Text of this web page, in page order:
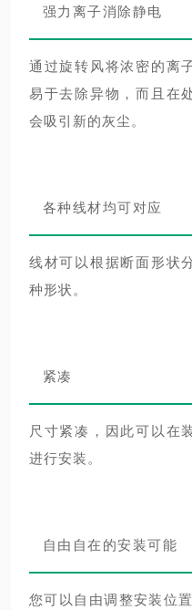
强力离子消除静电
通过旋转风将浓密的离
易于去除异物，而且在
会吸引新的灰尘。
各种线材均可对应
线材可以根据断面形状
种形状。
紧凑
尺寸紧凑，因此可以在
进行安装。
自由自在的安装可能
您可以自由调整安装位